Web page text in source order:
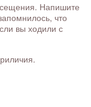
Напишите
что
вы ходили с